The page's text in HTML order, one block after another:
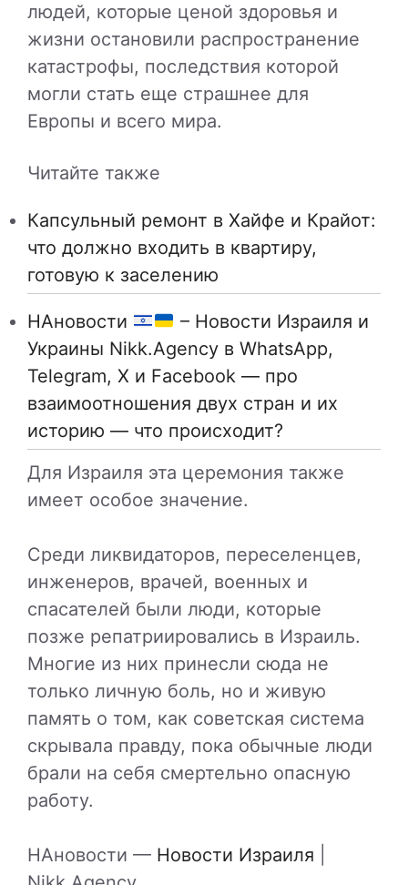
людей, которые ценой здоровья и
жизни остановили распространение
катастрофы, последствия которой
могли стать еще страшнее для
Европы и всего мира.
Читайте также
Капсульный ремонт в Хайфе и Крайот:
что должно входить в квартиру,
готовую к заселению
НАновости
– Новости Израиля и
Украины Nikk.Agency в WhatsApp,
Telegram, X и Facebook — про
взаимоотношения двух стран и их
историю — что происходит?
Для Израиля эта церемония также
имеет особое значение.
Среди ликвидаторов, переселенцев,
инженеров, врачей, военных и
спасателей были люди, которые
позже репатриировались в Израиль.
Многие из них принесли сюда не
только личную боль, но и живую
память о том, как советская система
скрывала правду, пока обычные люди
брали на себя смертельно опасную
работу.
НАновости — Новости Израиля